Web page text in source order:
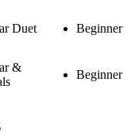
Duet Beginner
&
Beginner